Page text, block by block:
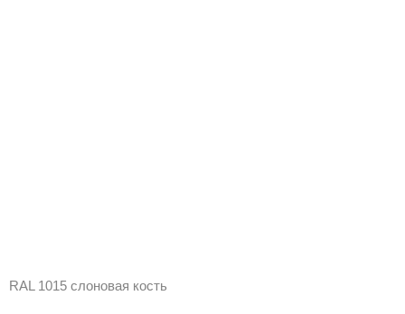
RAL 1015 слоновая кость